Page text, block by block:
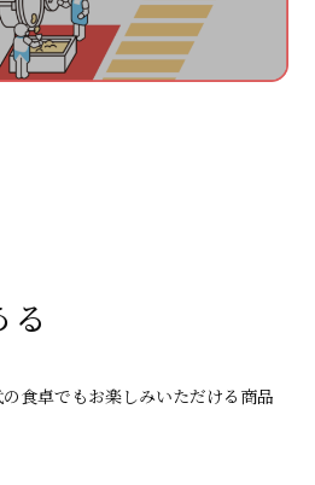
食卓でもお楽しみいただける商品